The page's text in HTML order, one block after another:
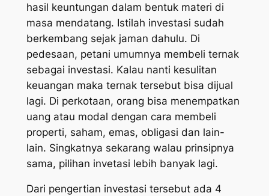
hasil keuntungan dalam bentuk materi di
masa mendatang. Istilah investasi sudah
berkembang sejak jaman dahulu. Di
pedesaan, petani umumnya membeli ternak
sebagai investasi. Kalau nanti kesulitan
keuangan maka ternak tersebut bisa dijual
lagi. Di perkotaan, orang bisa menempatkan
uang atau modal dengan cara membeli
properti, saham, emas, obligasi dan lain-
lain. Singkatnya sekarang walau prinsipnya
sama, pilihan invetasi lebih banyak lagi.
Dari pengertian investasi tersebut ada 4